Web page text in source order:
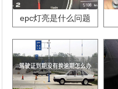
epc灯亮是什么问题